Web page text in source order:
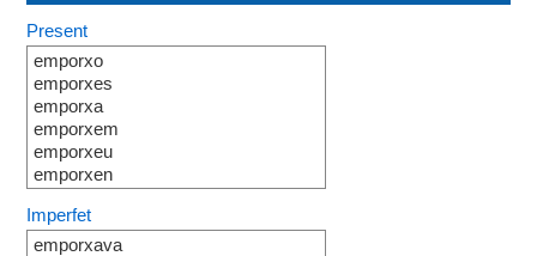
Present
emporxo
emporxes
emporxa
emporxem
emporxeu
emporxen
Imperfet
emporxava